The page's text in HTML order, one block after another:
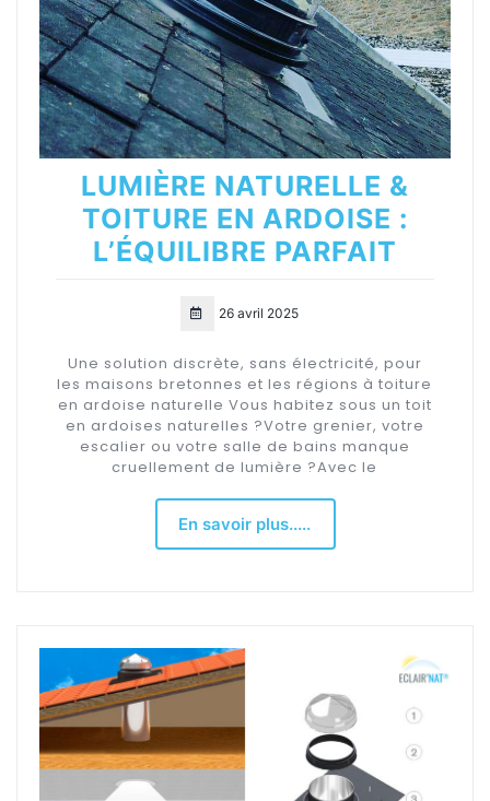
LUMIÈRE NATURELLE &
TOITURE EN ARDOISE :
L’ÉQUILIBRE PARFAIT
26 avril 2025
Une solution discrète, sans électricité, pour
les maisons bretonnes et les régions à toiture
en ardoise naturelle Vous habitez sous un toit
en ardoises naturelles ?Votre grenier, votre
escalier ou votre salle de bains manque
cruellement de lumière ?Avec le
En savoir plus.....